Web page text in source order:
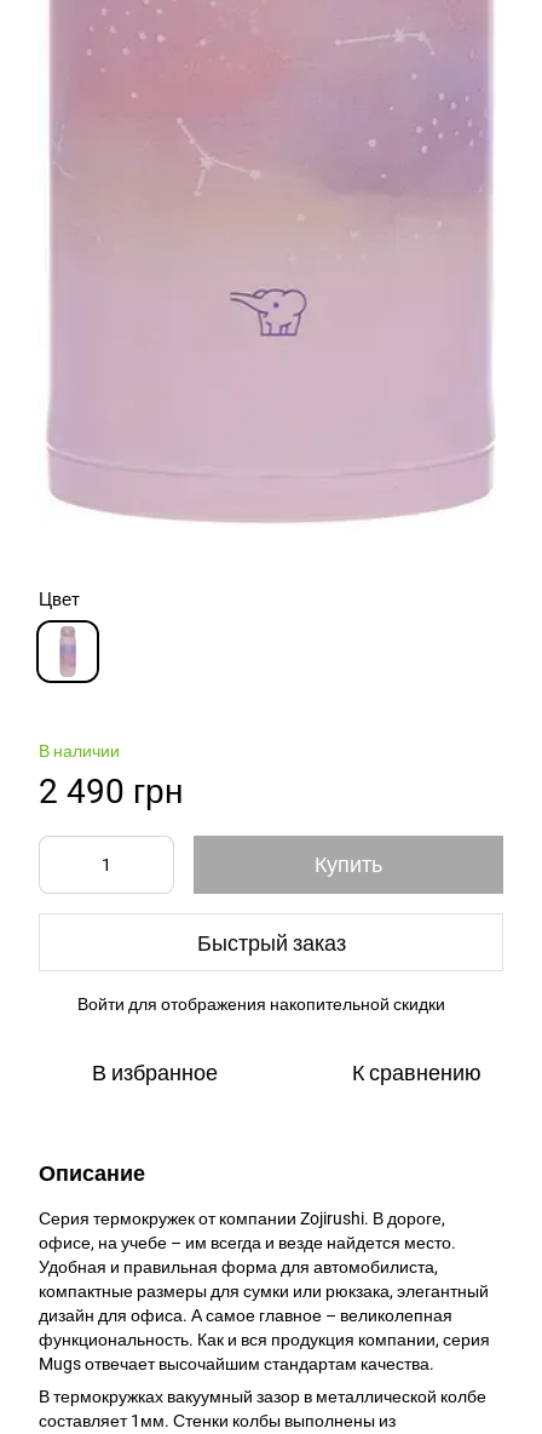
Цвет
В наличии
2 490 грн
Купить
Быстрый заказ
Войти для отображения накопительной скидки
В избранное К сравнению
Описание
Серия термокружек от компании Zojirushi. В дороге,
офисе, на учебе – им всегда и везде найдется место.
Удобная и правильная форма для автомобилиста,
компактные размеры для сумки или рюкзака, элегантный
дизайн для офиса. А самое главное – великолепная
функциональность. Как и вся продукция компании, серия
Mugs отвечает высочайшим стандартам качества.
В термокружках вакуумный зазор в металлической колбе
составляет 1мм. Стенки колбы выполнены из